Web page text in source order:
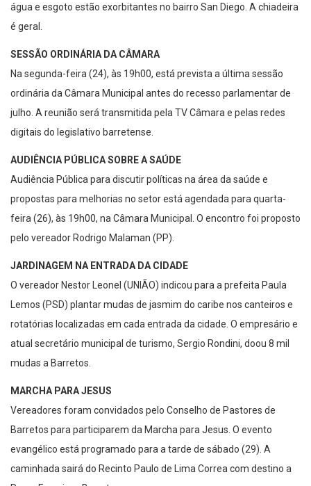
água e esgoto estão exorbitantes no bairro San Diego. A chiadeira
é geral.
SESSÃO ORDINÁRIA DA CÂMARA
Na segunda-feira (24), às 19h00, está prevista a última sessão
ordinária da Câmara Municipal antes do recesso parlamentar de
julho. A reunião será transmitida pela TV Câmara e pelas redes
digitais do legislativo barretense.
AUDIÊNCIA PÚBLICA SOBRE A SAÚDE
Audiência Pública para discutir políticas na área da saúde e
propostas para melhorias no setor está agendada para quarta-
feira (26), às 19h00, na Câmara Municipal. O encontro foi proposto
pelo vereador Rodrigo Malaman (PP).
JARDINAGEM NA ENTRADA DA CIDADE
O vereador Nestor Leonel (UNIÃO) indicou para a prefeita Paula
Lemos (PSD) plantar mudas de jasmim do caribe nos canteiros e
rotatórias localizadas em cada entrada da cidade. O empresário e
atual secretário municipal de turismo, Sergio Rondini, doou 8 mil
mudas a Barretos.
MARCHA PARA JESUS
Vereadores foram convidados pelo Conselho de Pastores de
Barretos para participarem da Marcha para Jesus. O evento
evangélico está programado para a tarde de sábado (29). A
caminhada sairá do Recinto Paulo de Lima Correa com destino a